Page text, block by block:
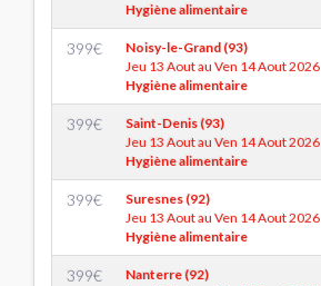
Hygiène alimentaire
399€
Noisy-le-Grand (93)
Jeu 13 Aout au Ven 14 Aout 2026
Hygiène alimentaire
399€
Saint-Denis (93)
Jeu 13 Aout au Ven 14 Aout 2026
Hygiène alimentaire
399€
Suresnes (92)
Jeu 13 Aout au Ven 14 Aout 2026
Hygiène alimentaire
399€
Nanterre (92)